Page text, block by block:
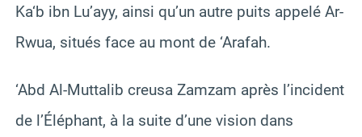
Ka‘b ibn Lu’ayy, ainsi qu’un autre puits appelé Ar-
Rwua, situés face au mont de ‘Arafah.
‘Abd Al-Muttalib creusa Zamzam après l’incident
de l’Éléphant, à la suite d’une vision dans